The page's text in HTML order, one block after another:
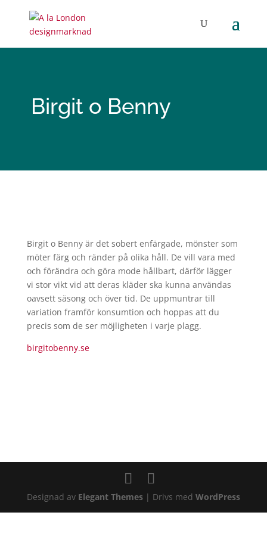
Birgit o Benny
Birgito Benny är det sobert enfärgade, mönster som
möter färg och ränder på olika håll. De vill vara med
och förändra och göra mode hållbart, därför lägger
vi stor vikt vid att deras kläder ska kunna användas
oavsett säsong och över tid. De uppmuntrar till
variation framför konsumtion och hoppas att du
precis som de ser möjligheten i varje plagg.
birgitobenny.se
Designad av Elegant Themes| Drivs med WordPress